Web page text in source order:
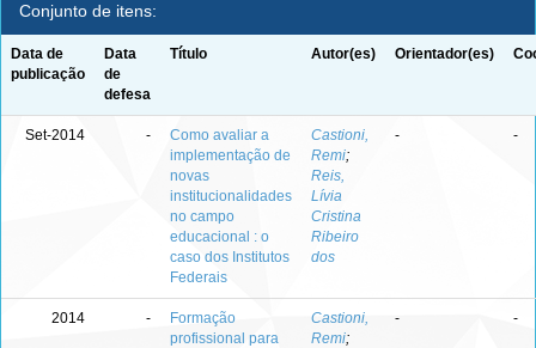
Conjunto de itens:
Data de
publicação
Data
de
defesa
Título Autor(es) Orientador(es)
Set-2014 -
Como avaliar a
implementação de
novas
institucionalidades
no campo
educacional : o
caso dos Institutos
Federais
Castioni,
Remi;
Reis,
Lívia
Cristina
Ribeiro
dos
- -
2014 -
Formação
profissional para
Castioni,
Remi;
- -